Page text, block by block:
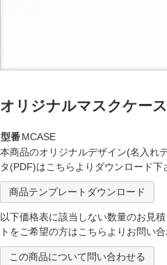
オリジナルマスクケース
型番MCASE
本商品のオリジナルデザイン(名入れ
タ(PDF)はこちらよりダウンロード下
商品テンプレートダウンロード
以下価格表に該当しない数量のお見
トをご希望の方はこちらよりお問い合
この商品について問い合わせる